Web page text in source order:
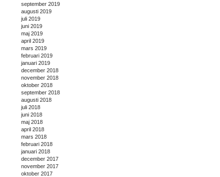
september 2019
augusti 2019
juli 2019
juni 2019
maj 2019
april 2019
mars 2019
februari 2019
januari 2019
december 2018
november 2018
oktober 2018
september 2018
augusti 2018
juli 2018
juni 2018
maj 2018
april 2018
mars 2018
februari 2018
januari 2018
december 2017
november 2017
oktober 2017